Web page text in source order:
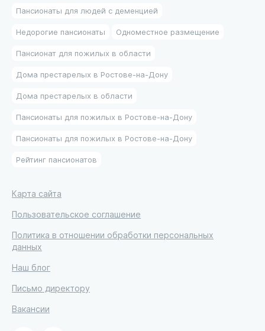
Пансионаты для людей с деменцией
Недорогие пансионаты Одноместное размещение
Пансионат для пожилых в области
Дома престарелых в Ростове-на-Дону
Дома престарелых в области
Пансионаты для пожилых в Ростове-на-Дону
Пансионаты для пожилых в Ростове-на-Дону
Рейтинг пансионатов
Карта сайта
Пользовательское соглашение
Политика в отношении обработки персональных
данных
Наш блог
Письмо директору
Вакансии